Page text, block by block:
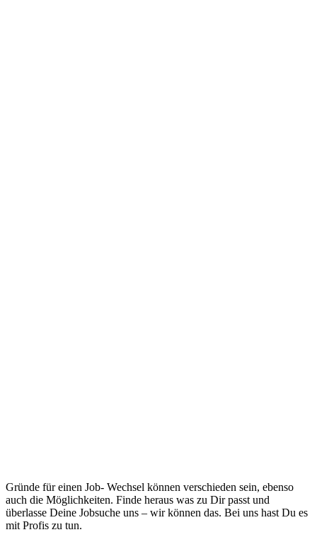
Gründe für einen Job- Wechsel können verschieden sein, ebenso
auch die Möglichkeiten. Finde heraus was zu Dir passt und
überlasse Deine Jobsuche uns – wir können das. Bei uns hast Du es
mit Profis zu tun.